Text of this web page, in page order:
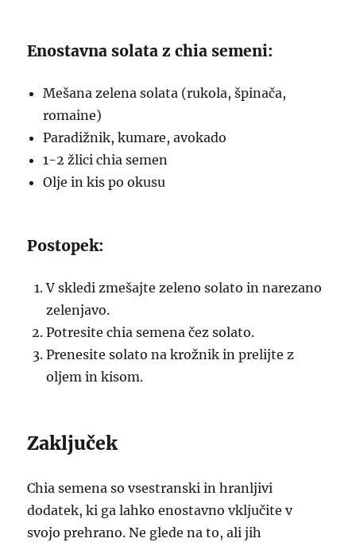
Enostavna solata z chia semeni:
Mešana zelena solata (rukola, špinača,
romaine)
Paradižnik, kumare, avokado
1-2 žlici chia semen
Olje in kis po okusu
Postopek:
V skledi zmešajte zeleno solato in narezano
zelenjavo.
Potresite chia semena čez solato.
Prenesite solato na krožnik in prelijte z
oljem in kisom.
Zaključek
Chia semena so vsestranski in hranljivi
dodatek, ki ga lahko enostavno vključite v
svojo prehrano. Ne glede na to, ali jih